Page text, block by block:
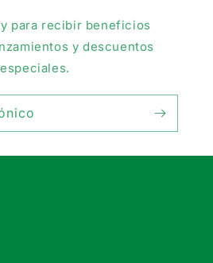
para recibir beneficios
y descuentos
especiales.